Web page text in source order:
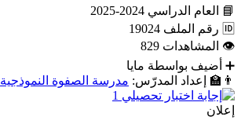
📘 العام الدراسي 2024-2025
🆔 رقم الملف 19024
👁 المشاهدات 829
➕ أضيف بواسطة مايا
👨‍🏫
إعداد المدرّس: مدرسة الصفوة النموذجية
إعلان